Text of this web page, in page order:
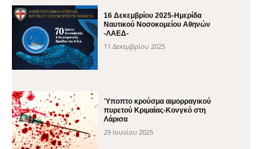
16 Δεκεμβρίου 2025-Ημερίδα
Ναυτικού Νοσοκομείου Αθηνών
-ΛΑΕΔ-
11 Δεκεμβρίου 2025
Ύποπτο κρούσμα αιμορραγικού
πυρετού Κριμαίας-Κονγκό στη
Λάρισα
29 Ιουνίου 2025